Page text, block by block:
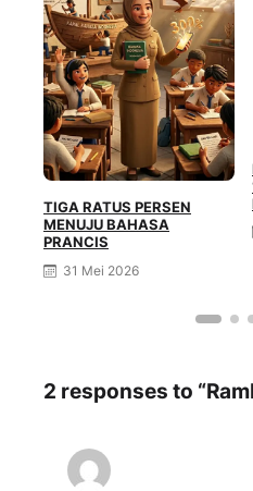
TIGA RATUS PERSEN
MENUJU BAHASA
PRANCIS
31 Mei 2026
2 responses to